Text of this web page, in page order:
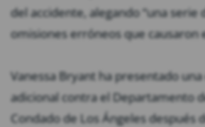
del accidente, alegando “una serie
omisiones erróneos que causaron
Vanessa Bryant ha presentado
adicional contra el Departamento
Condado de Los Ángeles después